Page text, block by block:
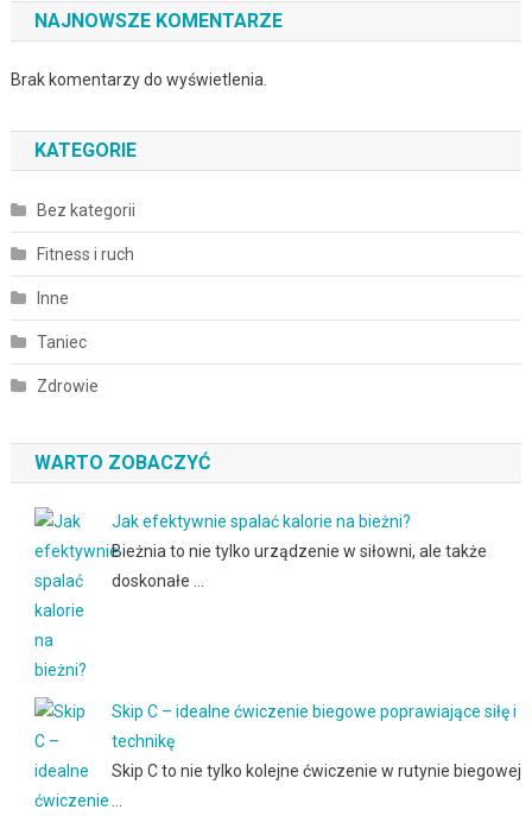
NAJNOWSZE KOMENTARZE
Brak komentarzy do wyświetlenia.
KATEGORIE
Bez kategorii
Fitness i ruch
Inne
Taniec
Zdrowie
WARTO ZOBACZYĆ
Jak efektywnie spalać kalorie na bieżni?
Bieżnia to nie tylko urządzenie w siłowni, ale także
doskonałe …
Skip C – idealne ćwiczenie biegowe poprawiające siłę i
technikę
Skip C to nie tylko kolejne ćwiczenie w rutynie biegowej